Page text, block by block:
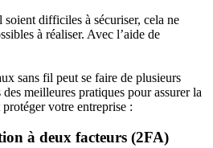
difficiles à sécuriser, cela ne
à réaliser. Avec l’aide de
sans fil peut se faire de plusieurs
meilleures pratiques pour assurer la
votre entreprise :
à deux facteurs (2FA)